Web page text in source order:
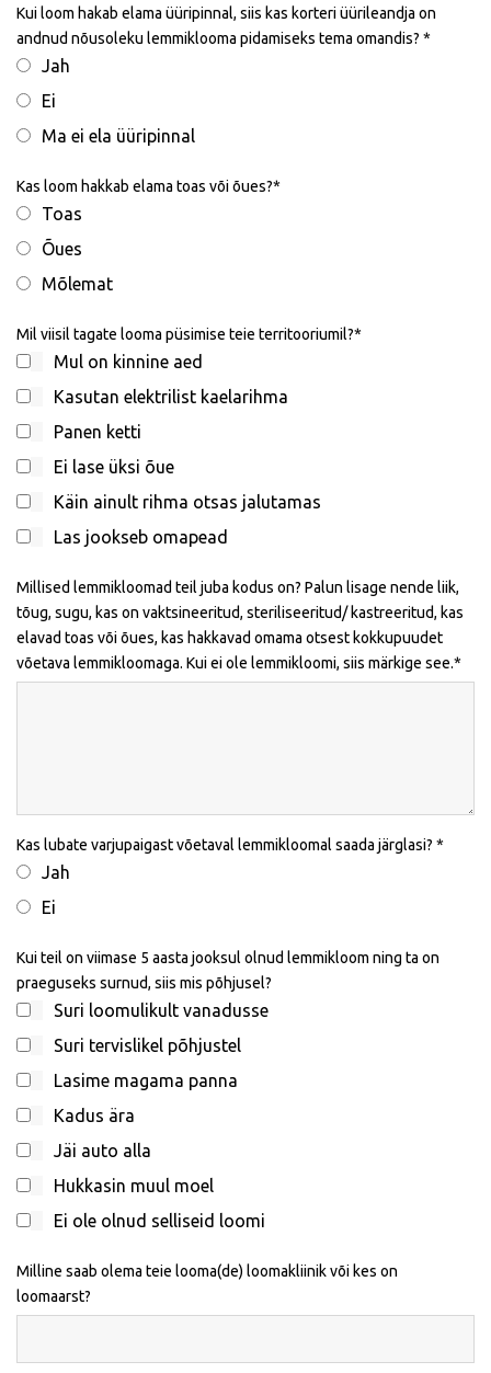
Kui loom hakab elama üüripinnal, siis kas korteri üürileandja on
andnud nõusoleku lemmiklooma pidamiseks tema omandis?
Jah
Ei
Ma ei ela üüripinnal
Kas loom hakkab elama toas või õues?
Toas
Õues
Mõlemat
Mil viisil tagate looma püsimise teie territooriumil?
Mul on kinnine aed
Kasutan elektrilist kaelarihma
Panen ketti
Ei lase üksi õue
Käin ainult rihma otsas jalutamas
Las jookseb omapead
Millised lemmikloomad teil juba kodus on? Palun lisage nende liik,
tõug, sugu, kas on vaktsineeritud, steriliseeritud/ kastreeritud, kas
elavad toas või õues, kas hakkavad omama otsest kokkupuudet
võetava lemmikloomaga. Kui ei ole lemmikloomi, siis märkige see.
Kas lubate varjupaigast võetaval lemmikloomal saada järglasi?
Jah
Ei
Kui teil on viimase 5 aasta jooksul olnud lemmikloom ning ta on
praeguseks surnud, siis mis põhjusel?
Suri loomulikult vanadusse
Suri tervislikel põhjustel
Lasime magama panna
Kadus ära
Jäi auto alla
Hukkasin muul moel
Ei ole olnud selliseid loomi
Milline saab olema teie looma(de) loomakliinik või kes on
loomaarst?